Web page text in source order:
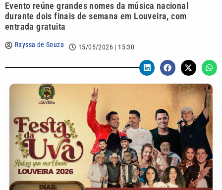
Evento reúne grandes nomes da música nacional
durante dois finais de semana em Louveira, com
entrada gratuita
Rayssa de Souza 15/05/2026 | 15:30